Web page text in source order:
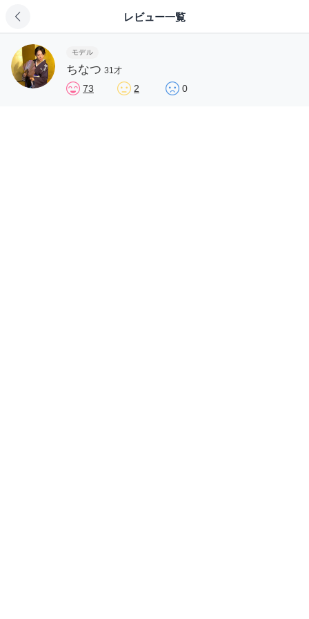
レビュー一覧
モデル
ちなつ 31才
73 2 0